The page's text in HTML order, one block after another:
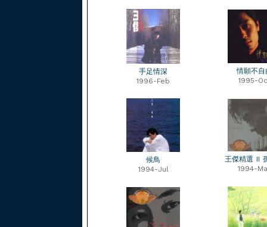
手足情深
1996-Feb
情願不自
1995-
候鳥
1994-Jul
王傑精選 II
1994-